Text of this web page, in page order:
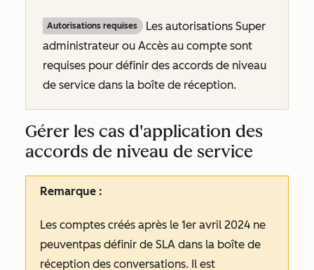
Autorisations requises
Les autorisations Super
administrateur ou Accès au compte sont
requises pour définir des accords de niveau
de service dans la boîte de réception.
Gérer les cas d'application des
accords de niveau de service
Remarque :
Les comptes créés après le 1er avril 2024 ne
peuventpas définir de SLA dans la boîte de
réception des conversations. Il est